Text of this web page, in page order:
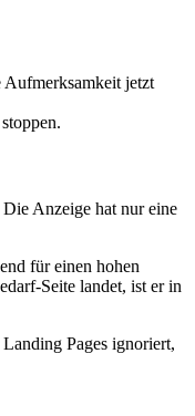
Aufmerksamkeit jetzt
Anzeige hat nur eine
für einen hohen
Seite landet, ist er in
Pages ignoriert,